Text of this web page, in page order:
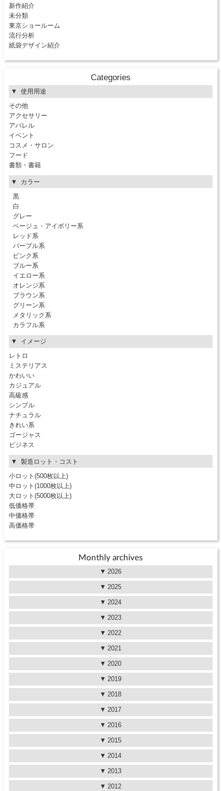
新作紹介
未分類
東京ショールーム
流行分析
紙袋デザイン紹介
Categories
使用用途
その他
アクセサリー
アパレル
イベント
コスメ・サロン
フード
書類・書籍
カラー
黒
白
グレー
ベージュ・アイボリー系
レッド系
パープル系
ピンク系
ブルー系
イエロー系
オレンジ系
ブラウン系
グリーン系
メタリック系
カラフル系
イメージ
レトロ
ミステリアス
かわいい
カジュアル
高級感
シンプル
ナチュラル
きれい系
ゴージャス
ビジネス
製造ロット・コスト
小ロット(500枚以上)
中ロット(1000枚以上)
大ロット(5000枚以上)
低価格帯
中価格帯
高価格帯
Monthly archives
2026
2025
2024
2023
2022
2021
2020
2019
2018
2017
2016
2015
2014
2013
2012